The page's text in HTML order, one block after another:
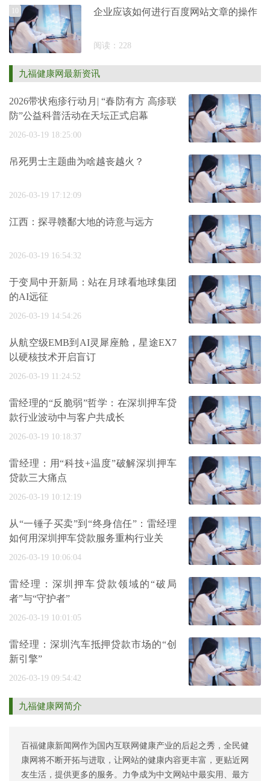
企业应该如何进行百度网站文章的操作
阅读：228
九福健康网最新资讯
2026带状疱疹行动月| “春防有方 高疹联
防”公益科普活动在天坛正式启幕
2026-03-19 18:25:00
吊死男士主题曲为啥越丧越火？
2026-03-19 17:12:09
江西：探寻赣鄱大地的诗意与远方
2026-03-19 16:54:32
于变局中开新局：站在月球看地球集团
的AI远征
2026-03-19 14:54:26
从航空级EMB到AI灵犀座舱，星途EX7
以硬核技术开启盲订
2026-03-19 11:24:52
雷经理的“反脆弱”哲学：在深圳押车贷
款行业波动中与客户共成长
2026-03-19 10:18:37
雷经理：用“科技+温度”破解深圳押车
贷款三大痛点
2026-03-19 10:12:19
从“一锤子买卖”到“终身信任”：雷经理
如何用深圳押车贷款服务重构行业关
2026-03-19 10:06:04
雷经理：深圳押车贷款领域的“破局
者”与“守护者”
2026-03-19 10:01:05
雷经理：深圳汽车抵押贷款市场的“创
新引擎”
2026-03-19 09:54:42
九福健康网简介
百福健康新闻网作为国内互联网健康产业的后起之秀，全民健
康网将不断开拓与进取，让网站的健康内容更丰富，更贴近网
友生活，提供更多的服务。力争成为中文网站中最实用、最方